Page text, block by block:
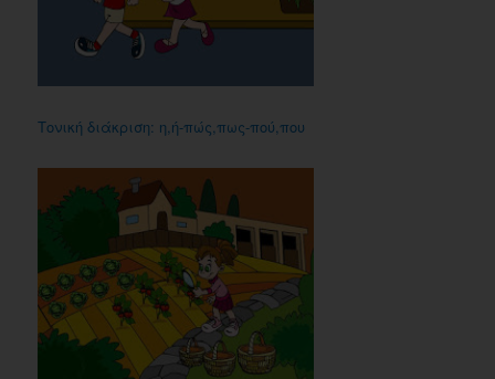
Τονική διάκριση: η,ή-πώς,πως-πού,που